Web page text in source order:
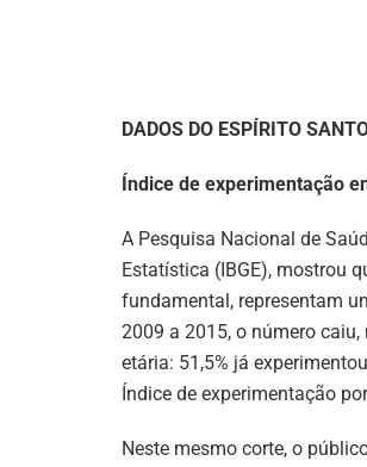
DADOS DO ESPÍRITO
Índice de experimentação
A Pesquisa Nacional de
Estatística (IBGE), mostrou
fundamental, representam
2009 a 2015, o número
etária: 51,5% já
Índice de experimentação
Neste mesmo corte, o